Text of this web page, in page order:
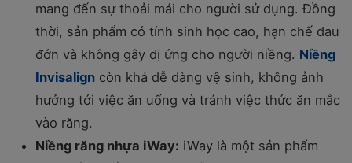
mang đến sự thoải mái cho người sử dụng. Đồng
thời, sản phẩm có tính sinh học cao, hạn chế đau
đớn và không gây dị ứng cho người niềng. Niềng
Invisalign còn khá dễ dàng vệ sinh, không ảnh
hưởng tới việc ăn uống và tránh việc thức ăn mắc
vào răng.
Niềng răng nhựa iWay: iWay là một sản phẩm